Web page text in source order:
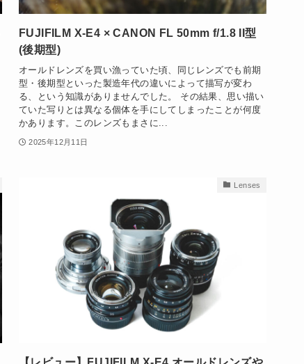
FUJIFILM X-E4 × CANON FL 50mm f/1.8 II型
(後期型)
オールドレンズを買い漁っていた頃、同じレンズでも前期
型・後期型といった製造年代の違いによって描写が変わ
る、という知識がありませんでした。 その結果、思い描い
ていた写りとは異なる個体を手にしてしまったことが何度
かあります。このレンズもまさに...
2025年12月11日
Lenses